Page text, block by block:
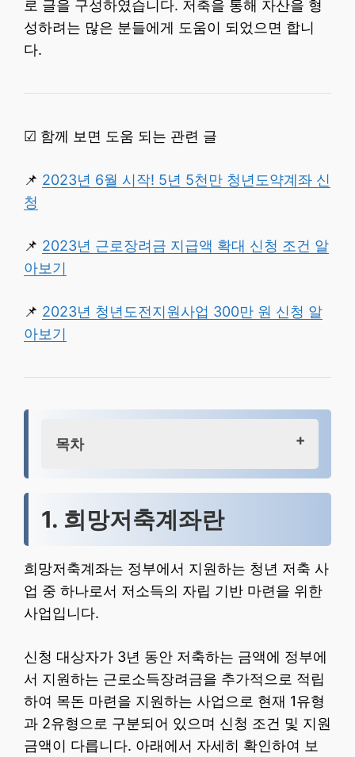
로 글을 구성하였습니다. 저축을 통해 자산을 형
성하려는 많은 분들에게 도움이 되었으면 합니
다.
☑ 함께 보면 도움 되는 관련 글
📌 2023년 6월 시작! 5년 5천만 청년도약계좌 신
청
📌 2023년 근로장려금 지급액 확대 신청 조건 알
아보기
📌 2023년 청년도전지원사업 300만 원 신청 알
아보기
목차
1. 희망저축계좌란
2. 희망저축계좌 1유형
3. 희망저축계좌 2유형
5. 희망저축계좌 유의 사항
6. 결론
1. 희망저축계좌란
희망저축계좌는 정부에서 지원하는 청년 저축 사
업 중 하나로서 저소득의 자립 기반 마련을 위한
사업입니다.
신청 대상자가 3년 동안 저축하는 금액에 정부에
서 지원하는 근로소득장려금을 추가적으로 적립
하여 목돈 마련을 지원하는 사업으로 현재 1유형
과 2유형으로 구분되어 있으며 신청 조건 및 지원
금액이 다릅니다. 아래에서 자세히 확인하여 보